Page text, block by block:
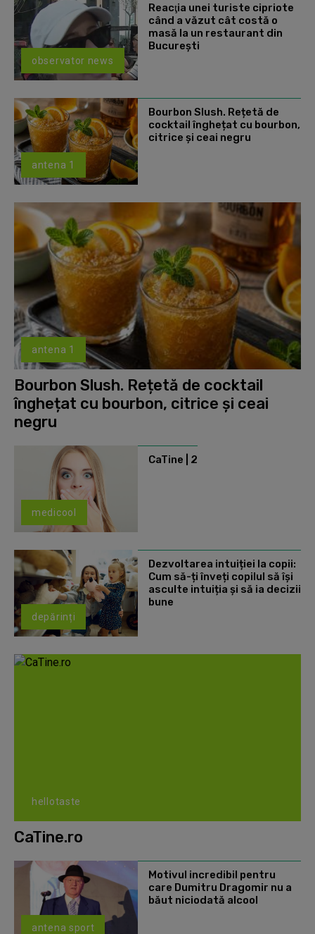
observator news
Reacţia unei turiste cipriote
când a văzut cât costă o
masă la un restaurant din
Bucureşti
antena 1
Bourbon Slush. Rețetă de
cocktail înghețat cu bourbon,
citrice și ceai negru
antena 1
Bourbon Slush. Rețetă de cocktail
înghețat cu bourbon, citrice și ceai
negru
medicool
CaTine | 2
depărinți
Dezvoltarea intuiției la copii:
Cum să-ți înveți copilul să își
asculte intuiția și să ia decizii
bune
hellotaste
CaTine.ro
antena sport
Motivul incredibil pentru
care Dumitru Dragomir nu a
băut niciodată alcool